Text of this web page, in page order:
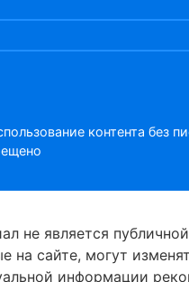
контента без
не является
на сайте, могут
информации